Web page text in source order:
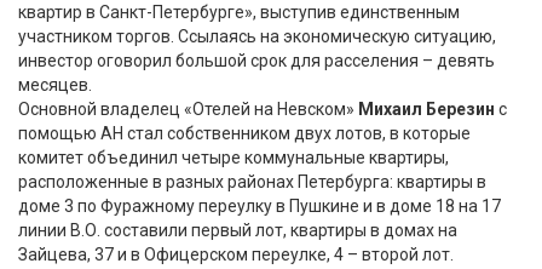
квартир в Санкт-Петербурге», выступив единственным
участником торгов. Ссылаясь на экономическую ситуацию,
инвестор оговорил большой срок для расселения – девять
месяцев.
Основной владелец «Отелей на Невском» Михаил Березин с
помощью АН стал собственником двух лотов, в которые
комитет объединил четыре коммунальные квартиры,
расположенные в разных районах Петербурга: квартиры в
доме 3 по Фуражному переулку в Пушкине и в доме 18 на 17
линии В.О. составили первый лот, квартиры в домах на
Зайцева, 37 и в Офицерском переулке, 4 – второй лот.